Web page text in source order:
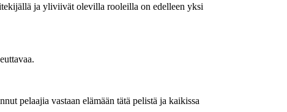
ja yliviivät olevilla rooleilla on edelleen yksi
pelaajia vastaan elämään tätä pelistä ja kaikissa